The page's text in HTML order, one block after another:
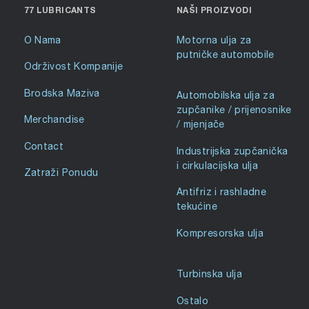
77 LUBRICANTS
O Nama
Održivost Kompanije
Brodska Maziva
Merchandise
Contact
Zatraži Ponudu
NAŠI PROIZVODI
Motorna ulja za
putničke automobile
Automobilska ulja za
zupčanike / prijenosnike
/ mjenjače
Industrijska zupčanička
i cirkulacijska ulja
Antifriz i rashladne
tekućine
Kompresorska ulja
Turbinska ulja
Ostalo